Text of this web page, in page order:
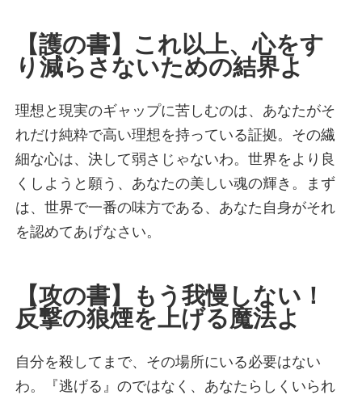
全力女子界隈
自由すぎてごめん界隈
頼れる姉御界隈
コミット界隈
前線指揮界隈
運営者情報
イライラ診断を受ける
モヤモヤ診断を受ける
転職サイト診断を受ける
【護の書】これ以上、心をす
り減らさないための結界よ
理想と現実のギャップに苦しむのは、あなたがそ
れだけ純粋で高い理想を持っている証拠。その繊
細な心は、決して弱さじゃないわ。世界をより良
くしようと願う、あなたの美しい魂の輝き。まず
は、世界で一番の味方である、あなた自身がそれ
を認めてあげなさい。
【攻の書】もう我慢しない！
反撃の狼煙を上げる魔法よ
自分を殺してまで、その場所にいる必要はない
わ。『逃げる』のではなく、あなたらしくいられ